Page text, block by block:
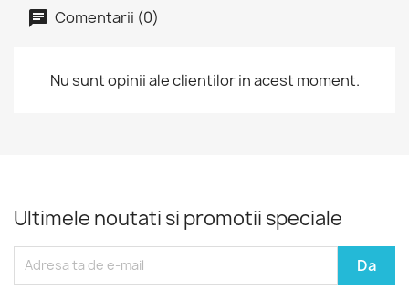
Comentarii (0)
Nu sunt opinii ale clientilor in acest moment.
Ultimele noutati si promotii speciale